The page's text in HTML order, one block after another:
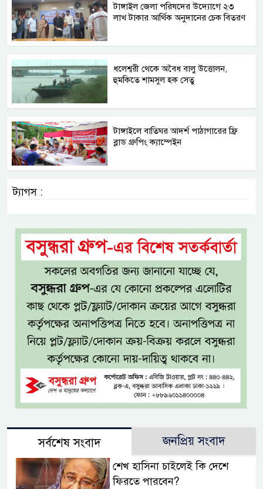
টাঙ্গাইল জেলা পরিষদের উদ্যোগে ২৩
লাখ টাকার আর্থিক অনুদানের চেক বিতরণ
ধলেশ্বরী থেকে অবৈধ বালু উত্তোলন,
হুমকিতে শামসুল হক সেতু
টাঙ্গাইলে বাতিঘর আদর্শ পাঠাগারের ফ্রি
ব্লাড গ্রুপিং ক্যাম্পেইন
ট্যাগস :
সর্বশেষ সংবাদ জনপ্রিয় সংবাদ
শেখ হাসিনা চাইলেই কি দেশে
ফিরতে পারবেন?